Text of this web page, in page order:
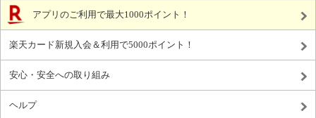
アプリのご利用で最大1000ポイント！
楽天カード新規入会＆利用で5000ポイント！
安心・安全への取り組み
ヘルプ